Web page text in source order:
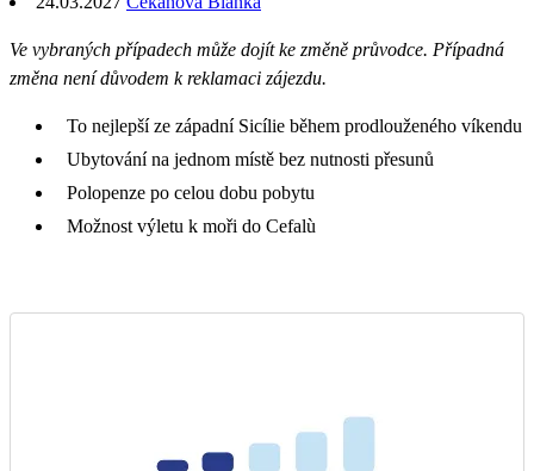
Ve vybraných případech může dojít ke změně průvodce. Případná
změna není důvodem k reklamaci zájezdu.
To nejlepší ze západní Sicílie během prodlouženého víkendu
Ubytování na jednom místě bez nutnosti přesunů
Polopenze po celou dobu pobytu
Možnost výletu k moři do Cefalù